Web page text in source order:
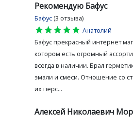
Рекомендую Бафус
Бафус (3 отзыва)
star
star
star
star
star
Анатолий
Бафус прекрасный интернет
котором есть огромный
всегда в наличии. Брал
эмали и смеси. Отношение со
их перс...
Алексей Николаевич